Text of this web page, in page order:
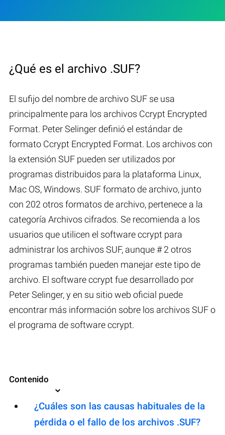
¿Qué es el archivo .SUF?
El sufijo del nombre de archivo SUF se usa
principalmente para los archivos Ccrypt Encrypted
Format. Peter Selinger definió el estándar de
formato Ccrypt Encrypted Format. Los archivos con
la extensión SUF pueden ser utilizados por
programas distribuidos para la plataforma Linux,
Mac OS, Windows. SUF formato de archivo, junto
con 202 otros formatos de archivo, pertenece a la
categoría Archivos cifrados. Se recomienda a los
usuarios que utilicen el software ccrypt para
administrar los archivos SUF, aunque # 2 otros
programas también pueden manejar este tipo de
archivo. El software ccrypt fue desarrollado por
Peter Selinger, y en su sitio web oficial puede
encontrar más información sobre los archivos SUF o
el programa de software ccrypt.
Contenido
¿Cuáles son las causas habituales de la
pérdida o el fallo de los archivos .SUF?